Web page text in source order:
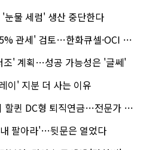
'눈물 세럼' 생산 중단한다
세' 검토…한화큐셀·OCI 영향은?
조' 계획…성공 가능성은 '글쎄'
이' 지분 더 사는 이유
DC형 퇴직연금…전문가 조언은
팔아라'…뒷문은 열었다